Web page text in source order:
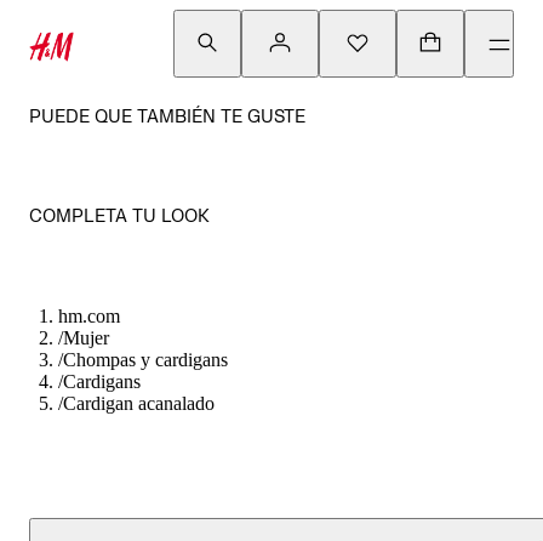
PUEDE QUE TAMBIÉN TE GUSTE
COMPLETA TU LOOK
hm.com
/Mujer
/Chompas y cardigans
/Cardigans
/Cardigan acanalado